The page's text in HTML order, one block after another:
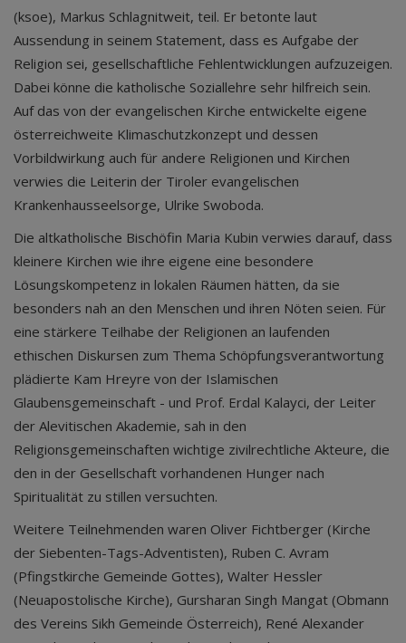
(ksoe), Markus Schlagnitweit, teil. Er betonte laut
Aussendung in seinem Statement, dass es Aufgabe der
Religion sei, gesellschaftliche Fehlentwicklungen aufzuzeigen.
Dabei könne die katholische Soziallehre sehr hilfreich sein.
Auf das von der evangelischen Kirche entwickelte eigene
österreichweite Klimaschutzkonzept und dessen
Vorbildwirkung auch für andere Religionen und Kirchen
verwies die Leiterin der Tiroler evangelischen
Krankenhausseelsorge, Ulrike Swoboda.
Die altkatholische Bischöfin Maria Kubin verwies darauf, dass
kleinere Kirchen wie ihre eigene eine besondere
Lösungskompetenz in lokalen Räumen hätten, da sie
besonders nah an den Menschen und ihren Nöten seien. Für
eine stärkere Teilhabe der Religionen an laufenden
ethischen Diskursen zum Thema Schöpfungsverantwortung
plädierte Kam Hreyre von der Islamischen
Glaubensgemeinschaft - und Prof. Erdal Kalayci, der Leiter
der Alevitischen Akademie, sah in den
Religionsgemeinschaften wichtige zivilrechtliche Akteure, die
den in der Gesellschaft vorhandenen Hunger nach
Spiritualität zu stillen versuchten.
Weitere Teilnehmenden waren Oliver Fichtberger (Kirche
der Siebenten-Tags-Adventisten), Ruben C. Avram
(Pfingstkirche Gemeinde Gottes), Walter Hessler
(Neuapostolische Kirche), Gursharan Singh Mangat (Obmann
des Vereins Sikh Gemeinde Österreich), René Alexander